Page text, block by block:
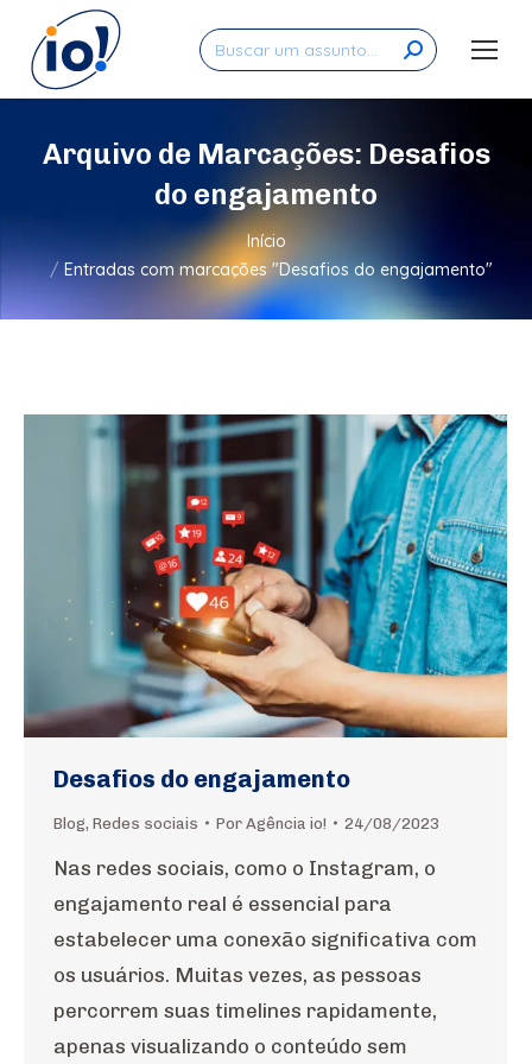
Search:
Arquivo de Marcações: Desafios
do engajamento
Você está aqui:
Início
Entradas com marcações "Desafios do engajamento"
Desafios do engajamento
Blog, Redes sociais Por Agência io! 24/08/2023
Nas redes sociais, como o Instagram, o
engajamento real é essencial para
estabelecer uma conexão significativa com
os usuários. Muitas vezes, as pessoas
percorrem suas timelines rapidamente,
apenas visualizando o conteúdo sem